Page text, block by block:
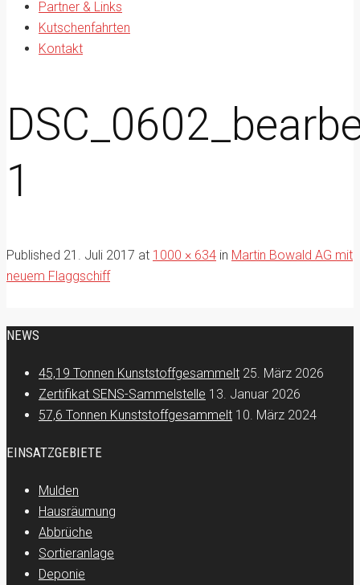
Partner & Links
Kutschenfahrten
Kontakt
1
Published 21. Juli 2017 at 1000 × 634 in Martin Bowald AG mit
neuem Flaggschiff
NEWS
45,19 Tonnen Kunststoffgesammelt 25. März 2026
Zertifikat SENS-Sammelstelle 13. Januar 2026
57,6 Tonnen Kunststoffgesammelt 10. März 2024
EINSATZGEBIETE
Mulden
Hausräumung
Abbrüche
Sortieranlage
Deponie